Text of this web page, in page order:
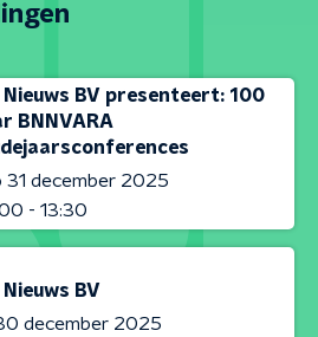
Nieuws BV presenteert: 100
BNNVARA
31 december 2025
- 13:30
Nieuws BV
december 2025